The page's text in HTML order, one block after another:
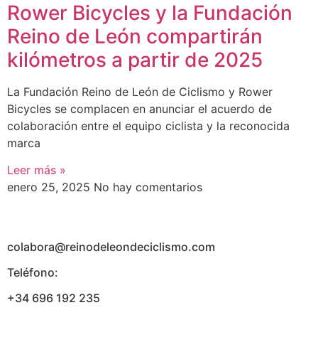
Rower Bicycles y la Fundación
Reino de León compartirán
kilómetros a partir de 2025
La Fundación Reino de León de Ciclismo y Rower
Bicycles se complacen en anunciar el acuerdo de
colaboración entre el equipo ciclista y la reconocida
marca
Leer más »
enero 25, 2025 No hay comentarios
colabora@reinodeleondeciclismo.com
Teléfono:
+34 696 192 235